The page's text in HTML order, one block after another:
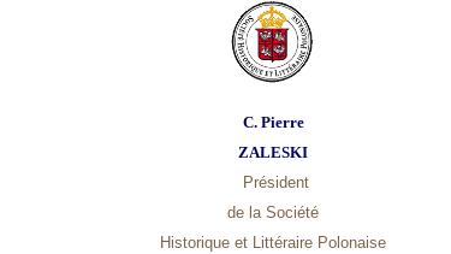
C. Pierre
ZALESKI
Président
de la Société
Historique et Littéraire Polonaise